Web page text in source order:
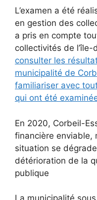
L’examen a été
en gestion des
a pris en compte
collectivités de l’île-
consulter les
municipalité de
familiariser avec
qui ont été
En 2020, Corbeil-
financière enviable,
situation se
détérioration de la
publique